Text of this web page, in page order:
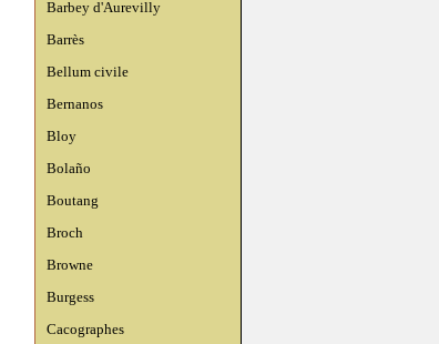
Barbey d'Aurevilly
Barrès
Bellum civile
Bernanos
Bloy
Bolaño
Boutang
Broch
Browne
Burgess
Cacographes